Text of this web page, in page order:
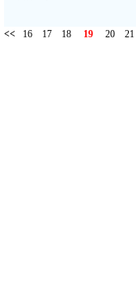
<< 16 17 18 19 20 21